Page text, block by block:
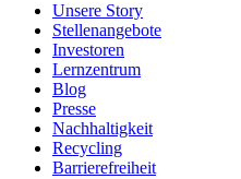
Unsere Story
Stellenangebote
Investoren
Lernzentrum
Blog
Presse
Nachhaltigkeit
Recycling
Barrierefreiheit